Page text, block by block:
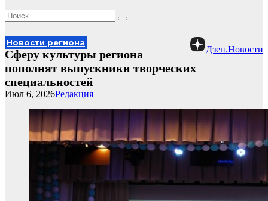
Дзен.Новости
Новости региона
Сферу культуры региона
пополнят выпускники творческих
специальностей
Редакция
Июл 6, 2026